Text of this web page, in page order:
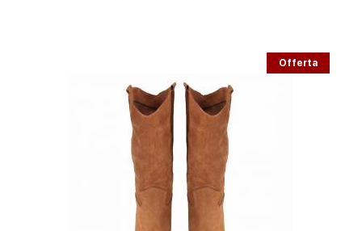
Offerta